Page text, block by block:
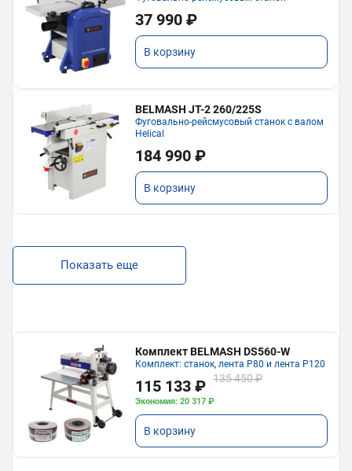
37 990 ₽
В корзину
BELMASH JT-2 260/225S
Фуговально-рейсмусовый станок с валом
Helical
184 990 ₽
В корзину
Показать еще
Комплект BELMASH DS560-W
Комплект: станок, лента P80 и лента P120
115 133 ₽ 135 450 ₽
Экономия: 20 317 ₽
В корзину